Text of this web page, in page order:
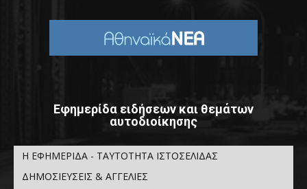
Εφημερίδα ειδήσεων και θεμάτων
αυτοδιοίκησης
Η ΕΦΗΜΕΡΙΔΑ - ΤΑΥΤΟΤΗΤΑ ΙΣΤΟΣΕΛΙΔΑΣ
ΔΗΜΟΣΙΕΥΣΕΙΣ & ΑΓΓΕΛΙΕΣ